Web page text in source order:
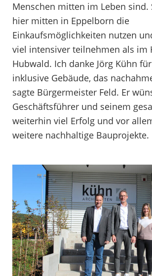
Menschen mitten im Leben sind.
hier mitten in Eppelborn die
Einkaufsmöglichkeiten nutzen
viel intensiver teilnehmen als im
Hubwald. Ich danke Jörg Kühn
inklusive Gebäude, das
sagte Bürgermeister Feld. Er
Geschäftsführer und seinem
weiterhin viel Erfolg und vor
weitere nachhaltige Bauprojekte.